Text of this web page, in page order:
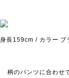
身長159cm / カラー ブ
柄のパンツに合わせ